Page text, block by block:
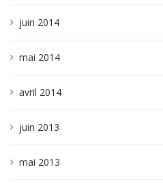
juin 2014
mai 2014
avril 2014
juin 2013
mai 2013